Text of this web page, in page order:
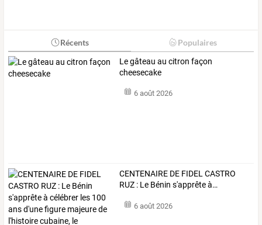
Récents Populaires
Le gâteau au citron façon
cheesecake
6 août 2026
CENTENAIRE DE FIDEL CASTRO
RUZ : Le Bénin s'apprêteà…
6 août 2026